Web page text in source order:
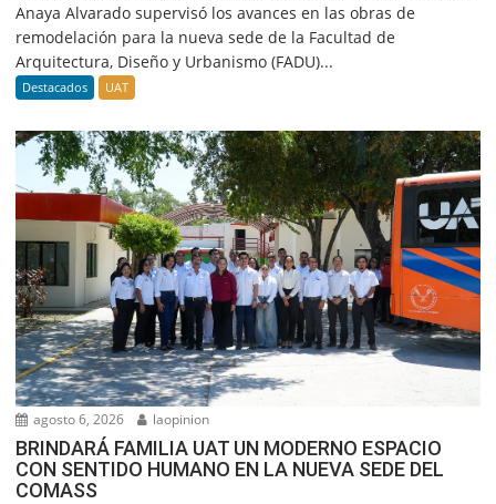
Anaya Alvarado supervisó los avances en las obras de
remodelación para la nueva sede de la Facultad de
Arquitectura, Diseño y Urbanismo (FADU)...
Destacados UAT
agosto 6, 2026 laopinion
BRINDARÁ FAMILIA UAT UN MODERNO ESPACIO
CON SENTIDO HUMANO EN LA NUEVA SEDE DEL
COMASS